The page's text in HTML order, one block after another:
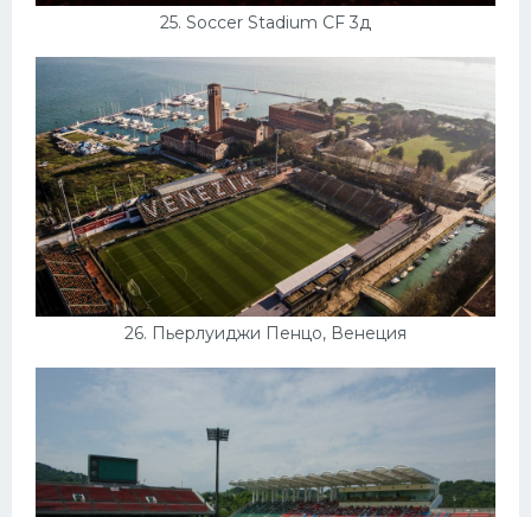
25. Soccer Stadium CF 3д
26. Пьерлуиджи Пенцо, Венеция